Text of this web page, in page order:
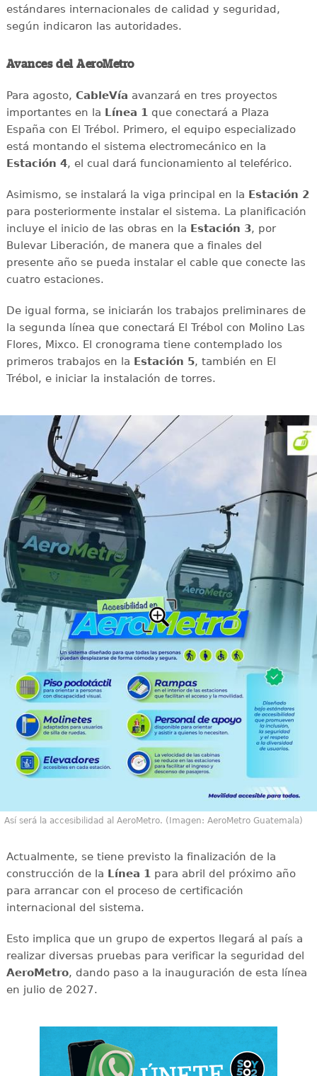
estándares internacionales de calidad y seguridad,
según indicaron las autoridades.
Avances del AeroMetro
Para agosto, CableVía avanzará en tres proyectos
importantes en la Línea 1que conectará a Plaza
España con El Trébol. Primero, el equipo especializado
está montando el sistema electromecánico en la
Estación 4, el cual dará funcionamiento al teleférico.
Asimismo, se instalará la viga principal en la Estación 2
para posteriormente instalar el sistema. La planificación
incluye el inicio de las obras en la Estación 3, por
Bulevar Liberación, de manera que a finales del
presente año se pueda instalar el cable que conecte las
cuatro estaciones.
De igual forma, se iniciarán los trabajos preliminares de
la segunda línea que conectará El Trébol con Molino Las
Flores, Mixco. El cronograma tiene contemplado los
primeros trabajos en la Estación 5, también en El
Trébol, e iniciar la instalación de torres.
Así será la accesibilidad al AeroMetro. (Imagen: AeroMetro Guatemala)
Actualmente, se tiene previsto la finalización de la
construcción de la Línea 1para abril del próximo año
para arrancar con el proceso de certificación
internacional del sistema.
Esto implica que un grupo de expertos llegará al país a
realizar diversas pruebas para verificar la seguridad del
AeroMetro, dando paso a la inauguración de esta línea
en julio de 2027.